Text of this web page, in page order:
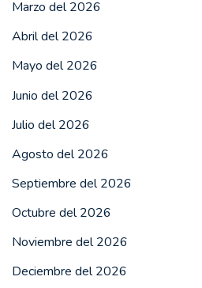
Marzo del 2026
Abril del 2026
Mayo del 2026
Junio del 2026
Julio del 2026
Agosto del 2026
Septiembre del 2026
Octubre del 2026
Noviembre del 2026
Deciembre del 2026